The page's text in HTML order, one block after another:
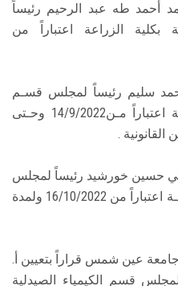
أحمد طه عبد الرحيم رئيساً
بكلية الزراعة اعتباراً من
أحمد سليم رئيساً لمجلس قسـم
الاقتصاد الزراعـي بكلية الزراعـة اعتباراً مـن14/9/2022 وحـتى
حسین خورشید رئيساً لمجلس
قسم الإنتاج الحيواني بكلية الزراعـة اعتباراً من 16/10/2022 ولمدة
عين شمس قراراً بتعيين أ.
قسم الكيمياء الصيدلية